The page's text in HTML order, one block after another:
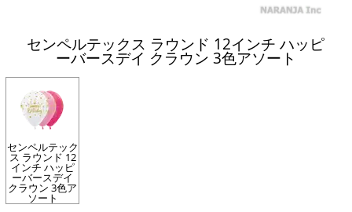
センペルテックス ラウンド 12インチ ハッピ
ーバースデイ クラウン 3色アソート
センペルテック
ス ラウンド 12
インチ ハッピ
ーバースデイ
クラウン 3色ア
ソート